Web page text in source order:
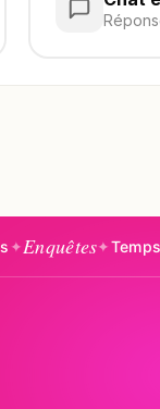
Temps✦Rôles✦